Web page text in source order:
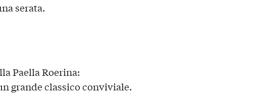
serata.
Paella Roerina:
grande classico conviviale.